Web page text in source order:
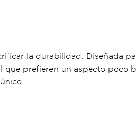
la durabilidad. Diseñada
que prefieren un aspecto poco